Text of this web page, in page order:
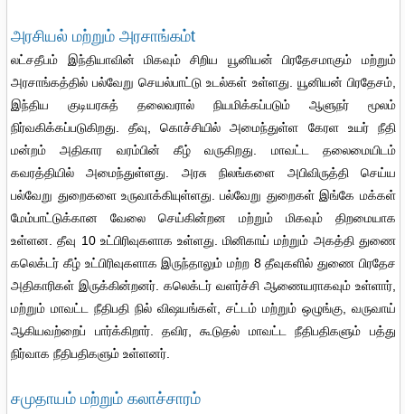
அரசியல் மற்றும் அரசாங்கம்t
லட்சதீபம் இந்தியாவின் மிகவும் சிறிய யூனியன் பிரதேசமாகும் மற்றும்
அரசாங்கத்தில் பல்வேறு செயல்பாட்டு உடல்கள் உள்ளது. யூனியன் பிரதேசம்,
இந்திய குடியரசுத் தலைவரால் நியமிக்கப்படும் ஆளுநர் மூலம்
நிர்வகிக்கப்படுகிறது. தீவு, கொச்சியில் அமைந்துள்ள கேரள உயர் நீதி
மன்றம் அதிகார வரம்பின் கீழ் வருகிறது. மாவட்ட தலைமையிடம்
கவரத்தியில் அமைந்துள்ளது. அரசு நிலங்களை அபிவிருத்தி செய்ய
பல்வேறு துறைகளை உருவாக்கியுள்ளது. பல்வேறு துறைகள் இங்கே மக்கள்
மேம்பாட்டுக்கான வேலை செய்கின்றன மற்றும் மிகவும் திறமையாக
உள்ளன. தீவு 10 உட்பிரிவுகளாக உள்ளது. மினிகாய் மற்றும் அகத்தி துணை
கலெக்டர் கீழ் உட்பிரிவுகளாக இருந்தாலும் மற்ற 8 தீவுகளில் துணை பிரதேச
அதிகாரிகள் இருக்கின்றனர். கலெக்டர் வளர்ச்சி ஆணையராகவும் உள்ளார்,
மற்றும் மாவட்ட நீதிபதி நில் விஷயங்கள், சட்டம் மற்றும் ஒழுங்கு, வருவாய்
ஆகியவற்றைப் பார்க்கிறார். தவிர, கூடுதல் மாவட்ட நீதிபதிகளும் பத்து
நிர்வாக நீதிபதிகளும் உள்ளனர்.
சமுதாயம் மற்றும் கலாச்சாரம்